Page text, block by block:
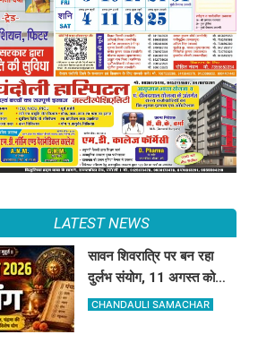
LATEST NEWS
सावन शिवरात्रि पर बन रहा
दुर्लभ संयोग, 11 अगस्त को
महादेव की पूजा से पूरी होंगी
CHANDAULI SAMACHAR